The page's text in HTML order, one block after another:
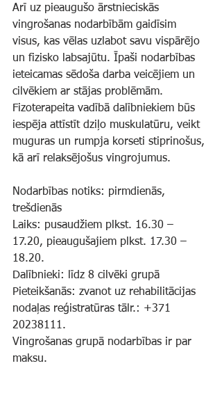
Arī uz pieaugušo ārstnieciskās
vingrošanas nodarbībām gaidīsim
visus, kas vēlas uzlabot savu vispārējo
un fizisko labsajūtu. Īpaši nodarbības
ieteicamas sēdoša darba veicējiem un
cilvēkiem ar stājas problēmām.
Fizoterapeita vadībā dalībniekiem būs
iespēja attīstīt dziļo muskulatūru, veikt
muguras un rumpja korseti stiprinošus,
kā arī relaksējošus vingrojumus.
Nodarbības notiks: pirmdienās,
trešdienās
Laiks: pusaudžiem plkst. 16.30 –
17.20, pieaugušajiem plkst. 17.30 –
18.20.
Dalībnieki: līdz 8 cilvēki grupā
Pieteikšanās: zvanot uz rehabilitācijas
nodaļas reģistratūras tālr.: +371
20238111.
Vingrošanas grupā nodarbības ir par
maksu.